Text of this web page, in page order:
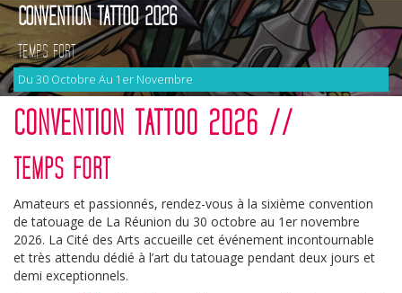
CONVENTION TATTOO 2026
TEMPS FORT
Du 30 Octobre Au 1er Novembre
CONVENTION TATTOO 2026 //
TEMPS FORT
Amateurs et passionnés, rendez-vous à la sixième convention
de tatouage de La Réunion du 30 octobre au 1er novembre
2026. La Cité des Arts accueille cet événement incontournable
et très attendu dédié à l’art du tatouage pendant deux jours et
demi exceptionnels.